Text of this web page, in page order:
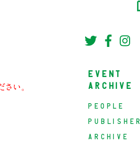
い。
EVENT
ARCHIVE
PEOPLE
PUBLISHER
ARCHIVE